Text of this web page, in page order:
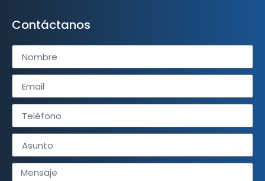
Contáctanos